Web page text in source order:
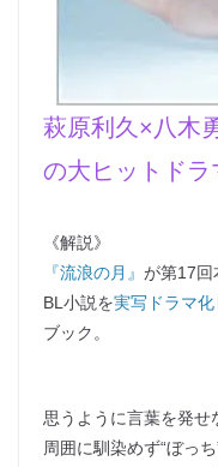
萩原利久×八木
の大ヒットドラ
《解説》
『流浪の月』 が第17回
BL小説を実写ドラマ化
ブック。
思うように言葉を発せ
周囲に馴染めず“ぼっ